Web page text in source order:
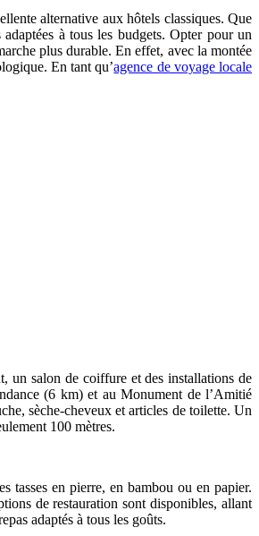
alternative aux hôtels classiques. Que
à tous les budgets. Opter pour un
plus durable. En effet, avec la montée
En tant qu’agence de voyage locale
un salon de coiffure et des installations de
(6 km) et au Monument de l’Amitié
sèche-cheveux et articles de toilette. Un
100 mètres.
tasses en pierre, en bambou ou en papier.
de restauration sont disponibles, allant
adaptés à tous les goûts.